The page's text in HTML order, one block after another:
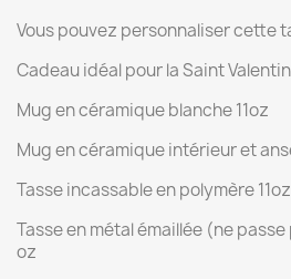
Vous pouvez personnaliser cette
Cadeau idéal pour la Saint Valentin
Mug en céramique blanche 11oz
Mug en céramique intérieur et
Tasse incassable en polymère 11oz
Tasse en métal émaillée (ne
oz